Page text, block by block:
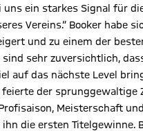
ein starkes Signal für
Vereins.“ Booker habe
und zu einem der
sehr zuversichtlich,
auf das nächste Level
feierte der sprunggewaltige
Meisterschaft
die ersten Titelgewinne.